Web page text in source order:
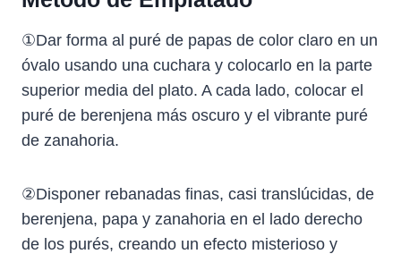
①Dar forma al puré de papas de color claro en un
óvalo usando una cuchara y colocarlo en la parte
superior media del plato. A cada lado, colocar el
puré de berenjena más oscuro y el vibrante puré
de zanahoria.
②Disponer rebanadas finas, casi translúcidas, de
berenjena, papa y zanahoria en el lado derecho
de los purés, creando un efecto misterioso y